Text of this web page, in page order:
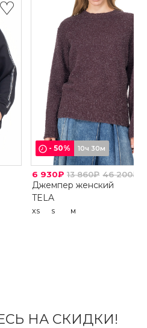
-50% 10ч 30м
6 930₽ 13 860₽ 46 200₽
Джемпер женский
TELA
XS S M
НА СКИДКИ!